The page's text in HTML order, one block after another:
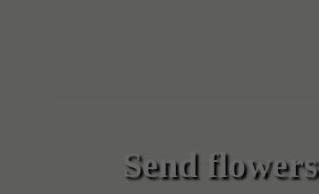
Send flowers